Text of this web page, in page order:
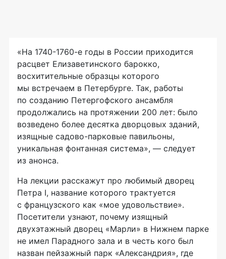
«На 1740-1760-е годы в России приходится
расцвет Елизаветинского барокко,
восхитительные образцы которого
мы встречаем в Петербурге. Так, работы
по созданию Петергофского ансамбля
продолжались на протяжении 200 лет: было
возведено более десятка дворцовых зданий,
изящные садово-парковые павильоны,
уникальная фонтанная система», — следует
из анонса.
На лекции расскажут про любимый дворец
Петра I, название которого трактуется
с французского как «мое удовольствие».
Посетители узнают, почему изящный
двухэтажный дворец «Марли» в Нижнем парке
не имел Парадного зала и в честь кого был
назван пейзажный парк «Александрия», где